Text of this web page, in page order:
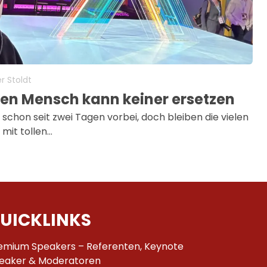
Stoldt
Mensch kann keiner ersetzen
schon seit zwei Tagen vorbei, doch bleiben die vielen
mit tollen…
Speakers – Referenten, Keynote
& Moderatoren